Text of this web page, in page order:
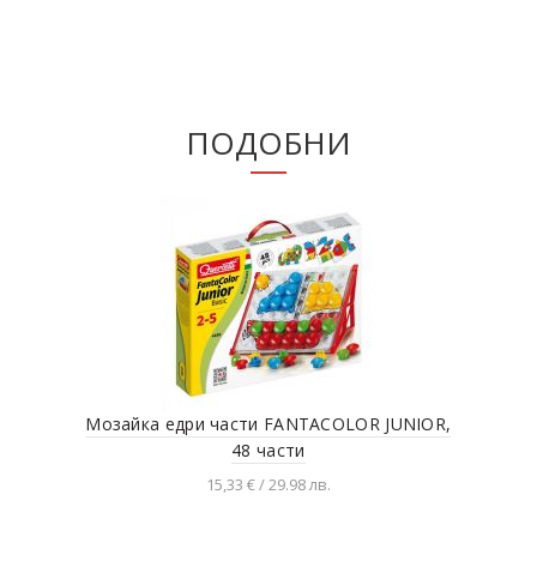
ПОДОБНИ
Мозайка едри части FANTACOLOR JUNIOR,
48 части
15,33 € / 29.98 лв.